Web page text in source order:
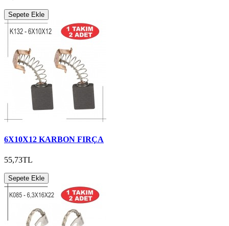
Sepete Ekle
6X10X12 KARBON FIRÇA
55,73TL
Sepete Ekle